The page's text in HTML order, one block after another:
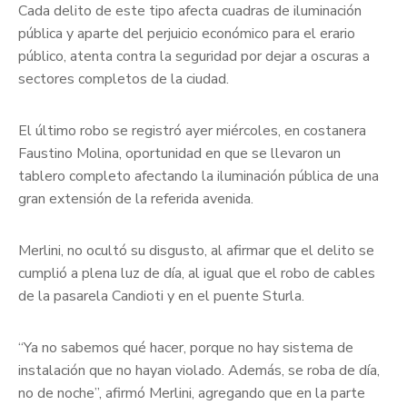
Cada delito de este tipo afecta cuadras de iluminación
pública y aparte del perjuicio económico para el erario
público, atenta contra la seguridad por dejar a oscuras a
sectores completos de la ciudad.
El último robo se registró ayer miércoles, en costanera
Faustino Molina, oportunidad en que se llevaron un
tablero completo afectando la iluminación pública de una
gran extensión de la referida avenida.
Merlini, no ocultó su disgusto, al afirmar que el delito se
cumplió a plena luz de día, al igual que el robo de cables
de la pasarela Candioti y en el puente Sturla.
“Ya no sabemos qué hacer, porque no hay sistema de
instalación que no hayan violado. Además, se roba de día,
no de noche”, afirmó Merlini, agregando que en la parte